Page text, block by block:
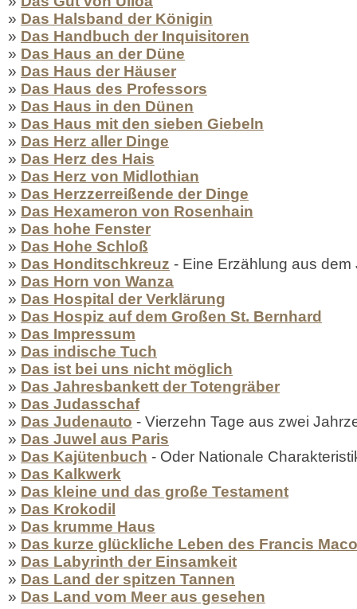
» Das Halsband der Königin
» Das Handbuch der Inquisitoren
» Das Haus an der Düne
» Das Haus der Häuser
» Das Haus des Professors
» Das Haus in den Dünen
» Das Haus mit den sieben Giebeln
» Das Herz aller Dinge
» Das Herz des Hais
» Das Herz von Midlothian
» Das Herzzerreißende der Dinge
» Das Hexameron von Rosenhain
» Das hohe Fenster
» Das Hohe Schloß
» Das Honditschkreuz - Eine Erzählung aus dem
» Das Horn von Wanza
» Das Hospital der Verklärung
» Das Hospiz auf dem Großen St. Bernhard
» Das Impressum
» Das indische Tuch
» Das ist bei uns nicht möglich
» Das Jahresbankett der Totengräber
» Das Judasschaf
» Das Judenauto - Vierzehn Tage aus zwei
» Das Juwel aus Paris
» Das Kajütenbuch - Oder Nationale
» Das Kalkwerk
» Das kleine und das große Testament
» Das Krokodil
» Das krumme Haus
» Das kurze glückliche Leben des Francis
» Das Labyrinth der Einsamkeit
» Das Land der spitzen Tannen
» Das Land vom Meer aus gesehen